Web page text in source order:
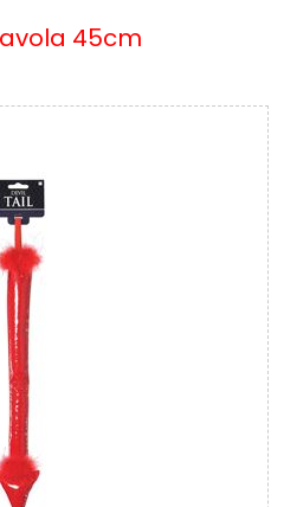
45cm